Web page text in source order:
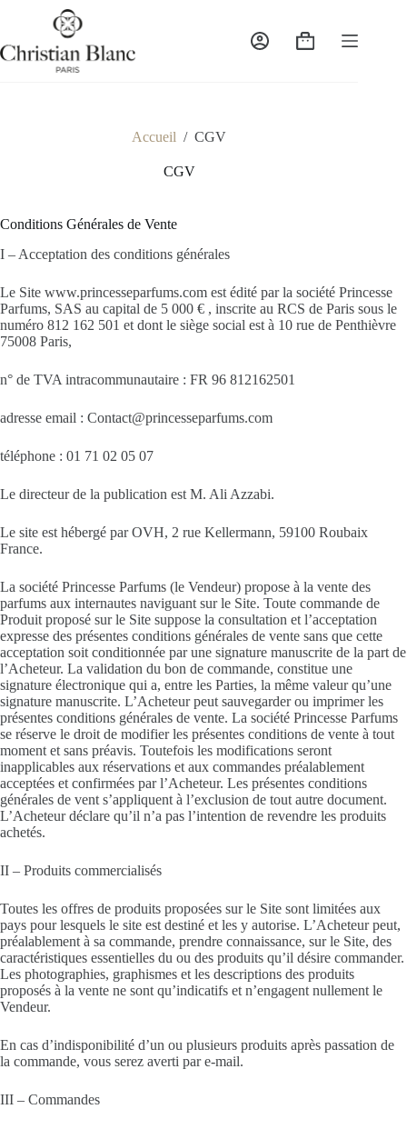
Panier
Accueil / CGV
CGV
Conditions Générales de Vente
I – Acceptation des conditions générales
Le Site www.princesseparfums.com est édité par la société Princesse
Parfums, SAS au capital de 5 000 € , inscrite au RCS de Paris sous le
numéro 812 162 501 et dont le siège social est à 10 rue de Penthièvre
75008 Paris,
n° de TVA intracommunautaire : FR 96 812162501
adresse email : Contact@princesseparfums.com
téléphone : 01 71 02 05 07
Le directeur de la publication est M. Ali Azzabi.
Le site est hébergé par OVH, 2 rue Kellermann, 59100 Roubaix
France.
La société Princesse Parfums (le Vendeur) propose à la vente des
parfums aux internautes naviguant sur le Site. Toute commande de
Produit proposé sur le Site suppose la consultation et l’acceptation
expresse des présentes conditions générales de vente sans que cette
acceptation soit conditionnée par une signature manuscrite de la part de
l’Acheteur. La validation du bon de commande, constitue une
signature électronique qui a, entre les Parties, la même valeur qu’une
signature manuscrite. L’Acheteur peut sauvegarder ou imprimer les
présentes conditions générales de vente. La société Princesse Parfums
se réserve le droit de modifier les présentes conditions de vente à tout
moment et sans préavis. Toutefois les modifications seront
inapplicables aux réservations et aux commandes préalablement
acceptées et confirmées par l’Acheteur. Les présentes conditions
générales de vent s’appliquent à l’exclusion de tout autre document.
L’Acheteur déclare qu’il n’a pas l’intention de revendre les produits
achetés.
II – Produits commercialisés
Toutes les offres de produits proposées sur le Site sont limitées aux
pays pour lesquels le site est destiné et les y autorise. L’Acheteur peut,
préalablement à sa commande, prendre connaissance, sur le Site, des
caractéristiques essentielles du ou des produits qu’il désire commander.
Les photographies, graphismes et les descriptions des produits
proposés à la vente ne sont qu’indicatifs et n’engagent nullement le
Vendeur.
En cas d’indisponibilité d’un ou plusieurs produits après passation de
la commande, vous serez averti par e-mail.
III – Commandes